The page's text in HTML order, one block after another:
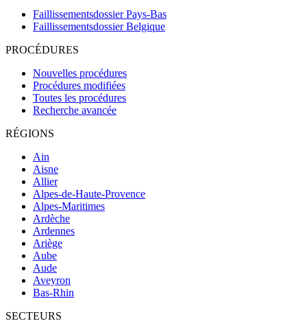
Faillissementsdossier Pays-Bas
Faillissementsdossier Belgique
PROCÉDURES
Nouvelles procédures
Procédures modifiées
Toutes les procédures
Recherche avancée
RÉGIONS
Ain
Aisne
Allier
Alpes-de-Haute-Provence
Alpes-Maritimes
Ardèche
Ardennes
Ariège
Aube
Aude
Aveyron
Bas-Rhin
SECTEURS